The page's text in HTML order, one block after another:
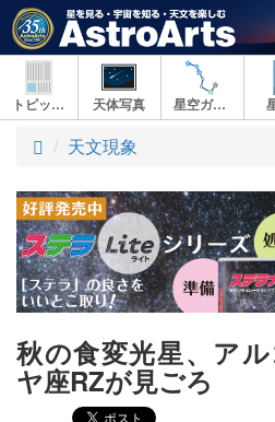
トピックス 天体写真 星空ガイド
ト
プ
天文現象
秋の食変光星、ア
ヤ座RZが見ごろ